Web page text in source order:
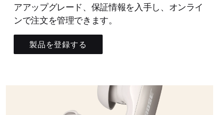
アアップグレード、保証情報を入手し、オンライ
ンで注文を管理できます。
製品を登録する